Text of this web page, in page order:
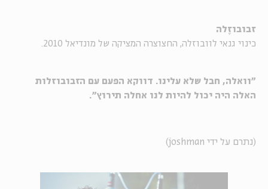
זבובוזֶלה
כינוי גנאי לוובוזלה, החצוצרה המציקה של מונדיאל 2010.
"וואלה, חבל שלא עלינו. דווקא הפעם עם הזבובוזלות
האלה היה יכול להיות לנו אחלה תירוץ".
(נתרם על ידי joshman)